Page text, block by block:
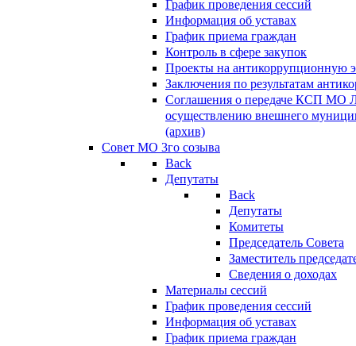
График проведения сессий
Информация об уставах
График приема граждан
Контроль в сфере закупок
Проекты на антикоррупционную
Заключения по результатам
Соглашения о передаче КСП МО
осуществлению внешнего
(архив)
Совет МО 3го созыва
Back
Депутаты
Back
Депутаты
Комитеты
Председатель Совета
Заместитель
Сведения о доходах
Материалы сессий
График проведения сессий
Информация об уставах
График приема граждан